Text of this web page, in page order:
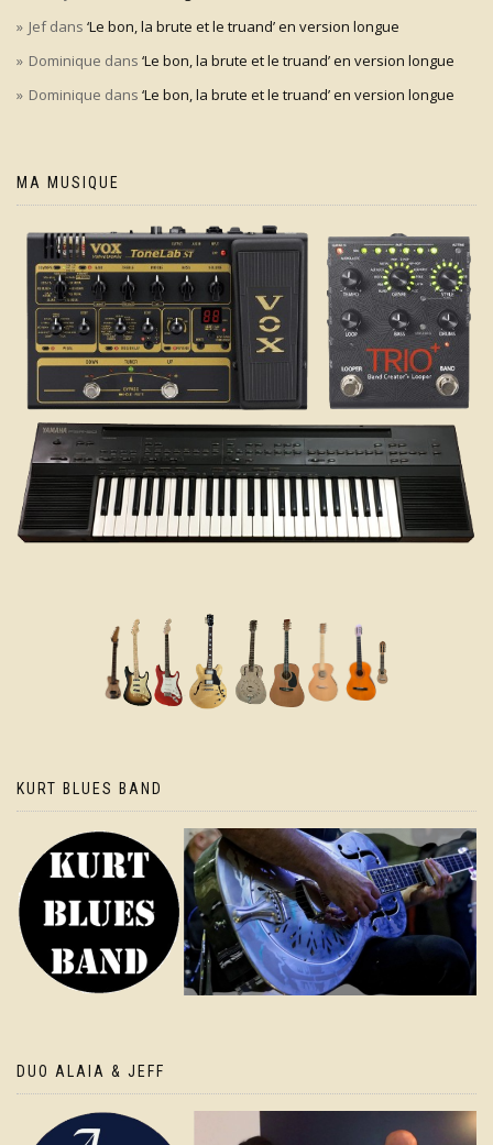
Jefdans ‘Le bon, la brute et le truand’ en version longue
Dominique dans ‘Le bon, la brute et le truand’ en version longue
Dominique dans ‘Le bon, la brute et le truand’ en version longue
MA MUSIQUE
KURT BLUES BAND
DUO ALAIA & JEFF